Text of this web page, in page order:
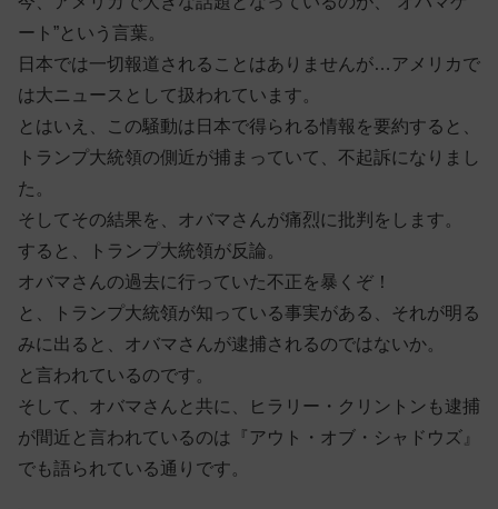
ート”という言葉。
日本では一切報道されることはありませんが…アメリカで
は大ニュースとして扱われています。
とはいえ、この騒動は日本で得られる情報を要約すると、
トランプ大統領の側近が捕まっていて、不起訴になりまし
た。
そしてその結果を、オバマさんが痛烈に批判をします。
すると、トランプ大統領が反論。
オバマさんの過去に行っていた不正を暴くぞ！
と、トランプ大統領が知っている事実がある、それが明る
みに出ると、オバマさんが逮捕されるのではないか。
と言われているのです。
そして、オバマさんと共に、ヒラリー・クリントンも逮捕
が間近と言われているのは『アウト・オブ・シャドウズ』
でも語られている通りです。